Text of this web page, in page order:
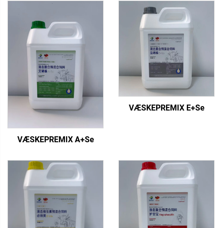
VÆSKEPREMIX A+Se
VÆSKEPREMIX E+Se